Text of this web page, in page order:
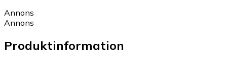
Annons
Annons
Produktinformation